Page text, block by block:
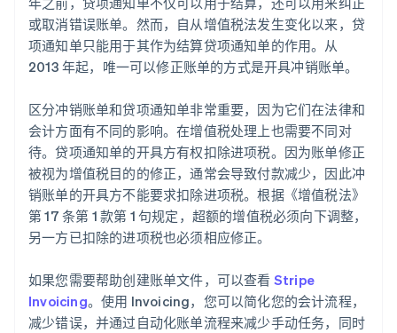
或取消错误账单。然而，自从增值税法发生变化以来，贷
项通知单只能用于其作为结算贷项通知单的作用。从
2013 年起，唯一可以修正账单的方式是开具冲销账单。
区分冲销账单和贷项通知单非常重要，因为它们在法律和
会计方面有不同的影响。在增值税处理上也需要不同对
待。贷项通知单的开具方有权扣除进项税。因为账单修正
被视为增值税目的的修正，通常会导致付款减少，因此冲
销账单的开具方不能要求扣除进项税。根据《增值税法》
第 17 条第 1 款第 1 句规定，超额的增值税必须向下调整，
另一方已扣除的进项税也必须相应修正。
如果您需要帮助创建账单文件，可以查看 Stripe
Invoicing。使用 Invoicing，您可以简化您的会计流程，
减少错误，并通过自动化账单流程来减少手动任务，同时